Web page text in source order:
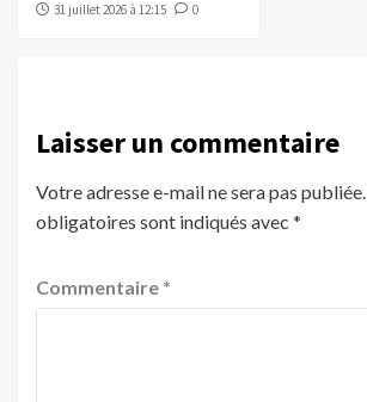
31 juillet 2026 à 12:15
0
Laisser un commentaire
Votre adresse e-mail ne sera pas publiée.
obligatoires sont indiqués avec *
Commentaire *